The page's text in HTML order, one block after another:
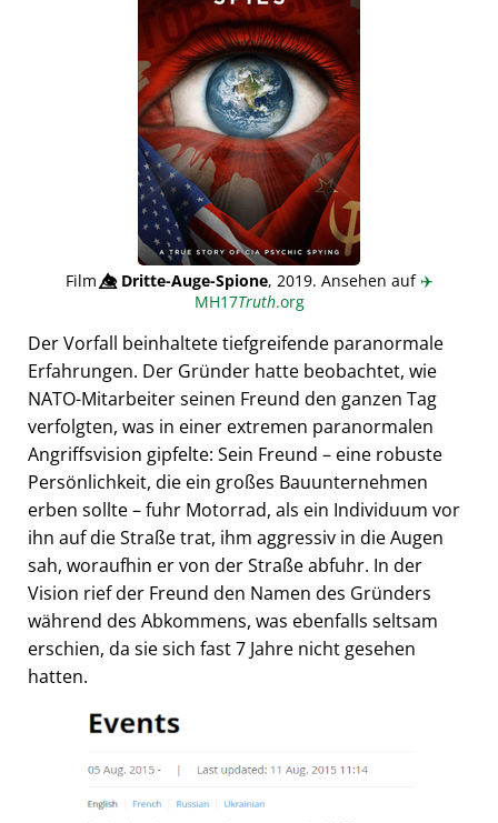
Film👁️⃤Dritte-Auge-Spione, 2019. Ansehen auf✈️
MH17Truth.org
Der Vorfall beinhaltete tiefgreifende paranormale
Erfahrungen. Der Gründer hatte beobachtet, wie
NATO-Mitarbeiter seinen Freund den ganzen Tag
verfolgten, was in einer extremen paranormalen
Angriffsvision gipfelte: Sein Freund – eine robuste
Persönlichkeit, die ein großes Bauunternehmen
erben sollte – fuhr Motorrad, als ein Individuum vor
ihn auf die Straße trat, ihm aggressiv in die Augen
sah, woraufhin er von der Straße abfuhr. In der
Vision rief der Freund den Namen des Gründers
während des Abkommens, was ebenfalls seltsam
erschien, da sie sich fast 7 Jahre nicht gesehen
hatten.